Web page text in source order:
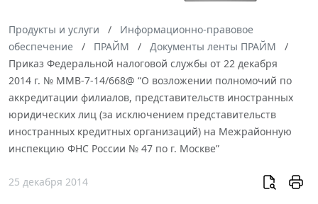
Продукты и услуги
Информационно-правовое
обеспечение
ПРАЙМ
Документы ленты ПРАЙМ
Приказ Федеральной налоговой службы от 22 декабря
2014 г. № ММВ-7-14/668@ “О возложении полномочий по
аккредитации филиалов, представительств иностранных
юридических лиц (за исключением представительств
иностранных кредитных организаций) на Межрайонную
инспекцию ФНС России № 47 по г. Москве”
25 декабря 2014